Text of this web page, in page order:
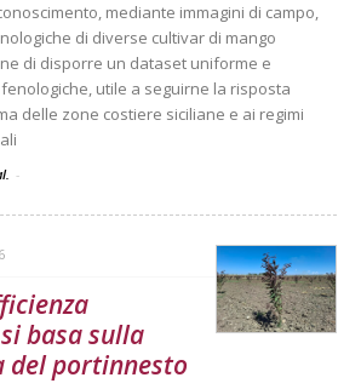
mediante immagini di campo,
di diverse cultivar di mango
di disporre un dataset uniforme e
utile a seguirne la risposta
delle zone costiere siciliane e ai regimi
-
basa sulla
del portinnesto